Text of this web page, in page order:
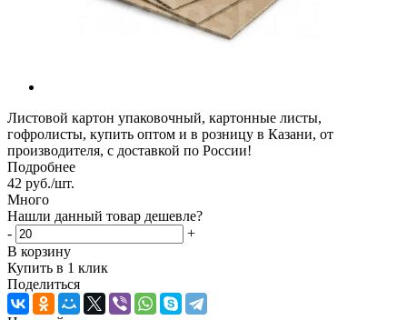
Листовой картон упаковочный, картонные листы,
гофролисты, купить оптом и в розницу в Казани, от
производителя, с доставкой по России!
Подробнее
42 руб./шт.
Много
Нашли данный товар дешевле?
-
+
В корзину
Купить в 1 клик
Поделиться